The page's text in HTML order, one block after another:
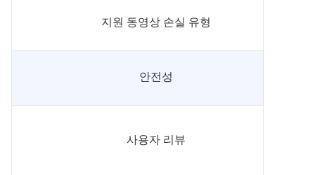
지원 동영상 손실 유형
안전성
사용자 리뷰